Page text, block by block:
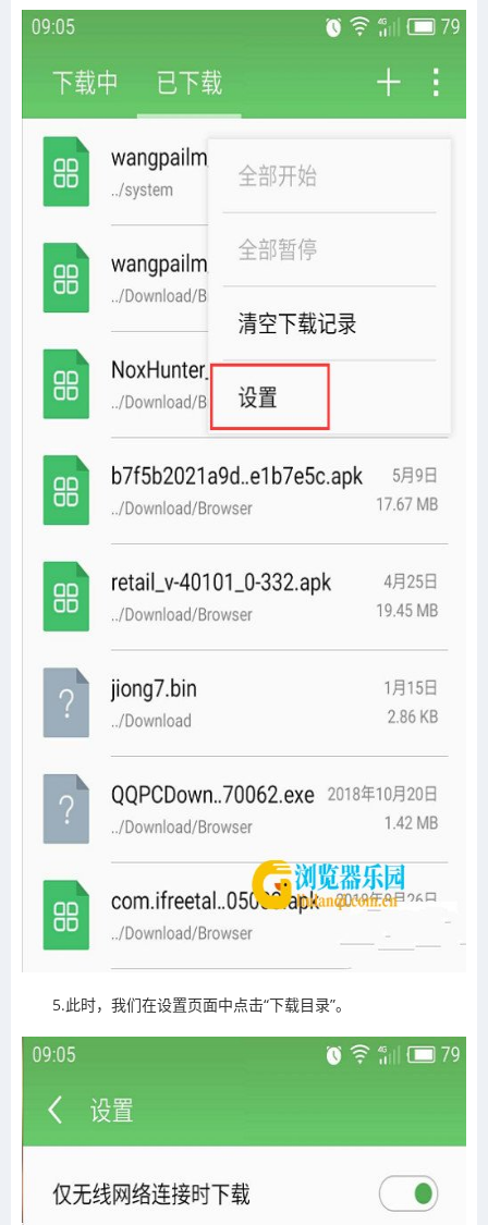
5.此时，我们在设置页面中点击“下载目录”。